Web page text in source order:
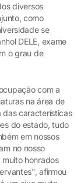
diversos
como
se
DELE, exame
o grau de
com a
na área de
das características
do estado, tudo
em nossos
no nosso
honrados
afirmou